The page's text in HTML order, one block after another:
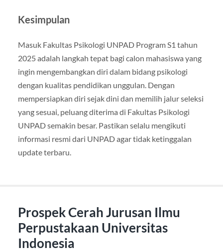
Kesimpulan
Masuk Fakultas Psikologi UNPAD Program S1 tahun
2025 adalah langkah tepat bagi calon mahasiswa yang
ingin mengembangkan diri dalam bidang psikologi
dengan kualitas pendidikan unggulan. Dengan
mempersiapkan diri sejak dini dan memilih jalur seleksi
yang sesuai, peluang diterima di Fakultas Psikologi
UNPAD semakin besar. Pastikan selalu mengikuti
informasi resmi dari UNPAD agar tidak ketinggalan
update terbaru.
Prospek Cerah Jurusan Ilmu
Perpustakaan Universitas
Indonesia